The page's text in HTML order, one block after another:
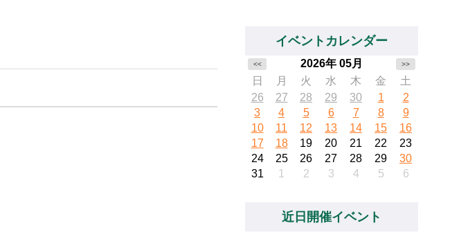
イベントカレンダー
<< 2026年 05月 >>
日 月 火 水 木 金
土
26
27 28 29 30 1
2
3
4 5 6 7 8
9
10
11 12 13 14 15
16
17
18 19 20 21 22
23
24
25 26 27 28 29
30
31
1 2 3 4 5 6
近日開催イベント